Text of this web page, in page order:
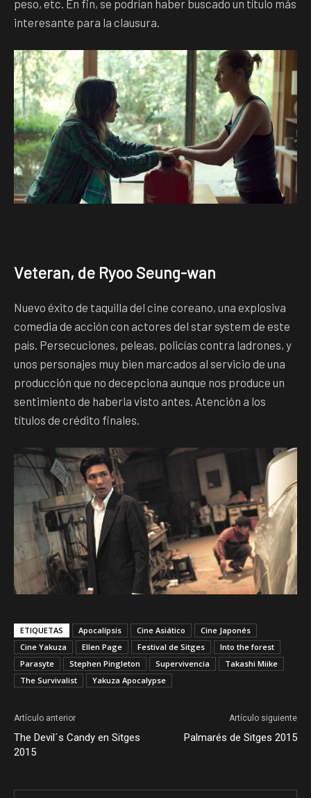
peso, etc. En fin, se podrían haber buscado un título más
interesante para la clausura.
Veteran, de Ryoo Seung-wan
Nuevo éxito de taquilla del cine coreano, una explosiva
comedia de acción con actores del star system de este
país. Persecuciones, peleas, policías contra ladrones, y
unos personajes muy bien marcados al servicio de una
producción que no decepciona aunque nos produce un
sentimiento de haberla visto antes. Atención a los
títulos de crédito finales.
ETIQUETAS Apocalípsis Cine Asiático
Cine Japonés
Cine Yakuza
Ellen Page Festival de Sitges
Into the forest
Parasyte
Stephen Pingleton Supervivencia
Takashi Miike
The Survivalist
Yakuza Apocalypse
Artículo anterior
The Devil´s Candy en Sitges
2015
Artículo siguiente
Palmarés de Sitges 2015